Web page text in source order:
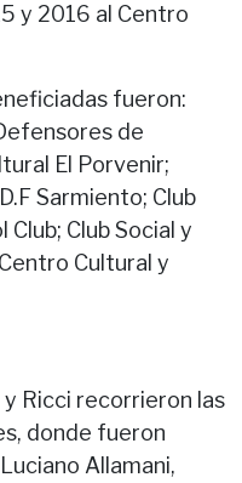
y 2016 al Centro
fueron:
de
El Porvenir;
Sarmiento; Club
Club Social y
Cultural y
y Ricci recorrieron las
donde fueron
Allamani,